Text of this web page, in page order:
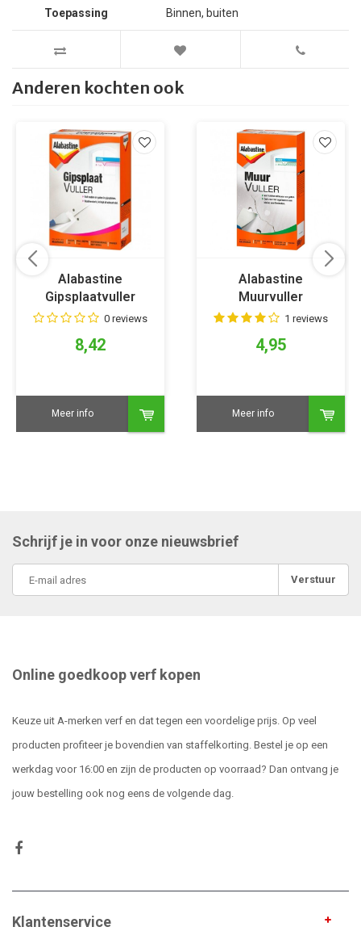
Toepassing Binnen, buiten
Anderen kochten ook
Alabastine
Gipsplaatvuller
0 reviews
8,42
Meer info
Alabastine
Muurvuller
1 reviews
4,95
Meer info
Schrijf je in voor onze nieuwsbrief
Verstuur
Online goedkoop verf kopen
Keuze uit A-merken verf en dat tegen een voordelige prijs. Op veel
producten profiteer je bovendien van staffelkorting. Bestel je op een
werkdag voor 16:00 en zijn de producten op voorraad? Dan ontvang je
jouw bestelling ook nog eens de volgende dag.
Klantenservice